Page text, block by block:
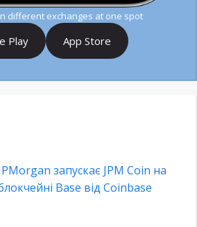
different exchanges at one spot
Play App Store
запускає JPM Coin на
Base від Coinbase